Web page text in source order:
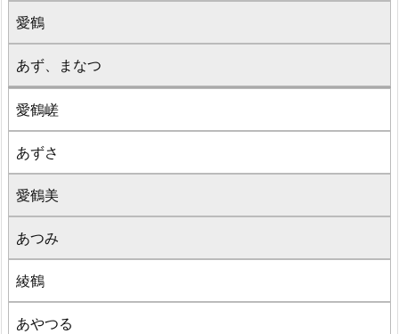
愛鶴
あず、まなつ
愛鶴嵯
あずさ
愛鶴美
あつみ
綾鶴
あやつる